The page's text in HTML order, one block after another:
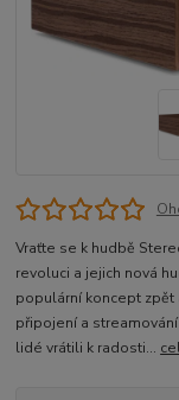
Vraťte se k hudbě
revoluci a jejich nová
populární koncept zpět
připojení a
lidé vrátili k radosti...